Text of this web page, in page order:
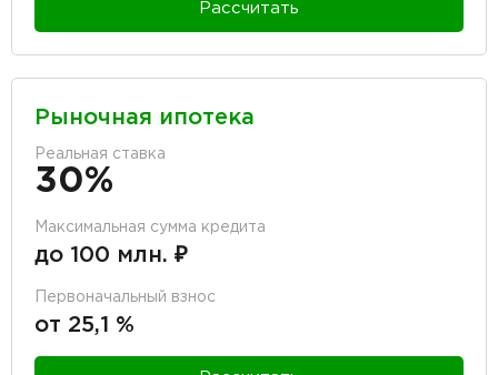
Рассчитать
Рыночная ипотека
Реальная ставка
30%
Максимальная сумма кредита
до 100 млн. ₽
Первоначальный взнос
от 25,1 %